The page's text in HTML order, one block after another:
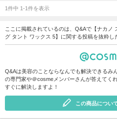
1件中 1-1件を表示
ここに掲載されているのは、Q&Aで【ナカノ
グ タント ワックス 5】に関する投稿を抜粋し
Q&Aは美容のことならなんでも解決できるみ
の専門家や＠cosmeメンバーさんが答えてく
すぐに解決しますよ！
この商品につい